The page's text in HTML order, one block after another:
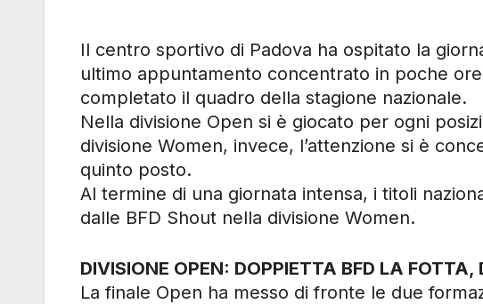
Il centro sportivo di Padova ha ospitato la
ultimo appuntamento concentrato in poche
completato il quadro della stagione nazionale.
Nella divisione Open si è giocato per ogni
divisione Women, invece, l’attenzione si è
quinto posto.
Al termine di una giornata intensa, i titoli
dalle BFD Shout nella divisione Women.
DIVISIONE OPEN: DOPPIETTA BFD LA
La finale Open ha messo di fronte le due